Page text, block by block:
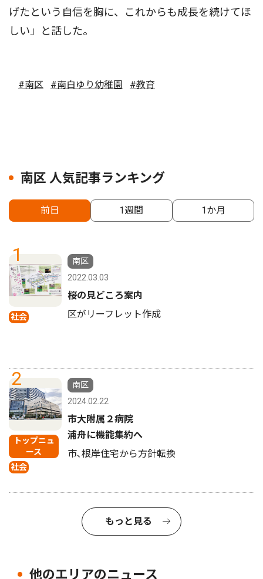
げたという自信を胸に、これからも成長を続けてほ
しい」と話した。
#南区 #南白ゆり幼稚園 #教育
南区 人気記事ランキング
前日 1週間 1か月
1
社会
南区
2022.03.03
桜の見どころ案内
区がリーフレット作成
2
トップニュ
ース
社会
南区
2024.02.22
市大附属２病院
浦舟に機能集約へ
市､根岸住宅から方針転換
もっと見る
他のエリアのニュース